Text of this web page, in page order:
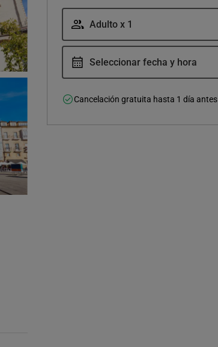
Adulto x 1
Seleccionar fecha y hora
Cancelación gratuita hasta 1 día antes